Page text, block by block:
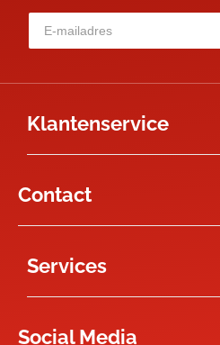
Klantenservice
Contact
Services
Social Media